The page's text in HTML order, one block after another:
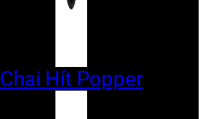
Chai Hít Popper